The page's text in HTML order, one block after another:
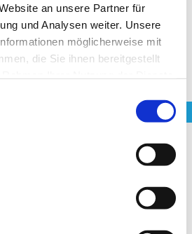
an unsere Partner für
und Analysen weiter. Unsere
möglicherweise mit
die Sie ihnen bereitgestellt
Webseite weiterhin nutzen.